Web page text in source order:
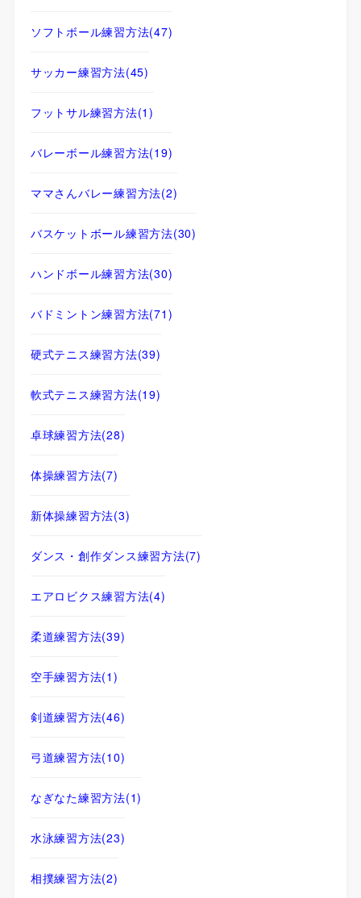
ソフトボール練習方法(47)
サッカー練習方法(45)
フットサル練習方法(1)
バレーボール練習方法(19)
ママさんバレー練習方法(2)
バスケットボール練習方法(30)
ハンドボール練習方法(30)
バドミントン練習方法(71)
硬式テニス練習方法(39)
軟式テニス練習方法(19)
卓球練習方法(28)
体操練習方法(7)
新体操練習方法(3)
ダンス・創作ダンス練習方法(7)
エアロビクス練習方法(4)
柔道練習方法(39)
空手練習方法(1)
剣道練習方法(46)
弓道練習方法(10)
なぎなた練習方法(1)
水泳練習方法(23)
相撲練習方法(2)